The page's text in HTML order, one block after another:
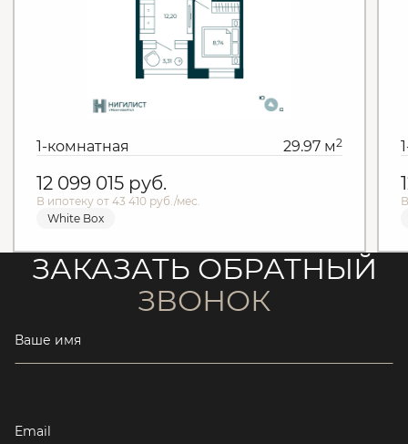
1-комнатная 29.97 м2
12 099 015 руб.
В ипотеку от 43 410 руб./мес.
White Box
ЗАКАЗАТЬ ОБРАТНЫЙ
ЗВОНОК
Ваше имя
Email